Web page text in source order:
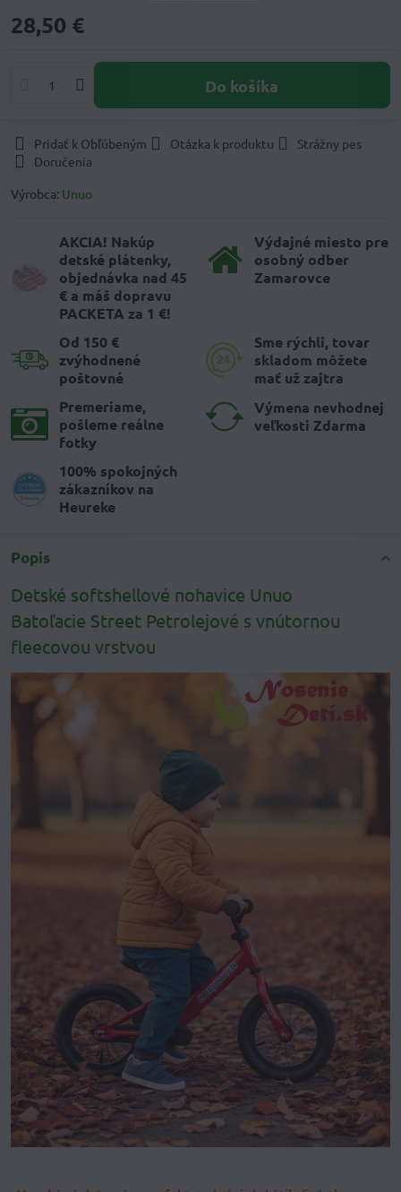
28,50 €
Do košíka
Pridať k Obľúbeným Otázka k produktu
Strážny pes
Doručenia
Výrobca: Unuo
AKCIA! Nakúp
detské plátenky,
objednávka nad 45
€ a máš dopravu
PACKETA za 1 €!
Výdajné miesto pre
osobný odber
Zamarovce
Od 150 €
zvýhodnené
poštovné
Sme rýchli, tovar
skladom môžete
mať už zajtra
Premeriame,
pošleme reálne
fotky
Výmena nevhodnej
veľkosti Zdarma
100% spokojných
zákazníkov na
Heureke
Popis
Detské softshellové nohavice Unuo
Batoľacie Street Petrolejové s vnútornou
fleecovou vrstvou